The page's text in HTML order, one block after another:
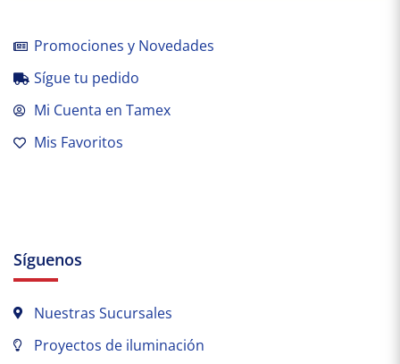
Promociones y Novedades
Sígue tu pedido
Mi Cuenta en Tamex
Mis Favoritos
Síguenos
Nuestras Sucursales
Proyectos de iluminación